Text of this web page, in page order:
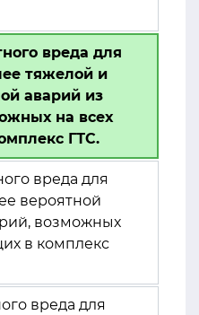
вреда для
тяжелой и
аварий из
на всех
ГТС.
вреда для
вероятной
возможных
в комплекс
вреда для